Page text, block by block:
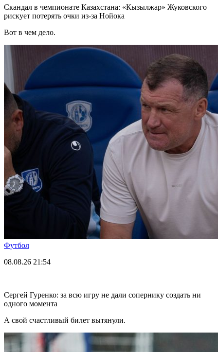
Скандал в чемпионате Казахстана: «Кызылжар» Жуковского
рискует потерять очки из-за Нойока
Вот в чем дело.
Футбол
08.08.26 21:54
Сергей Гуренко: за всю игру не дали сопернику создать ни
одного момента
А свой счастливый билет вытянули.